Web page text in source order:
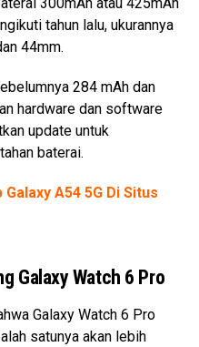
300mAh atau 425mAh
tahun lalu, ukurannya
44mm.
284 mAh dan
hardware dan software
update untuk
baterai.
A54 5G Di Situs
Galaxy Watch 6 Pro
Galaxy Watch 6 Pro
satunya akan lebih